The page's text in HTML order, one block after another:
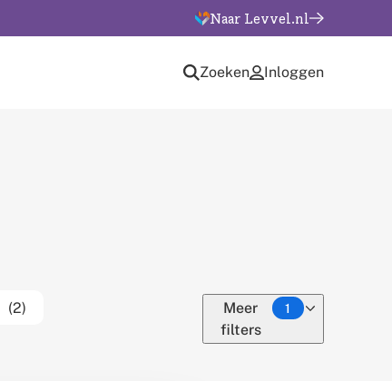
Zoeken Inloggen
Naar Levvel.nl
(2)
Meer
filtersvan
1